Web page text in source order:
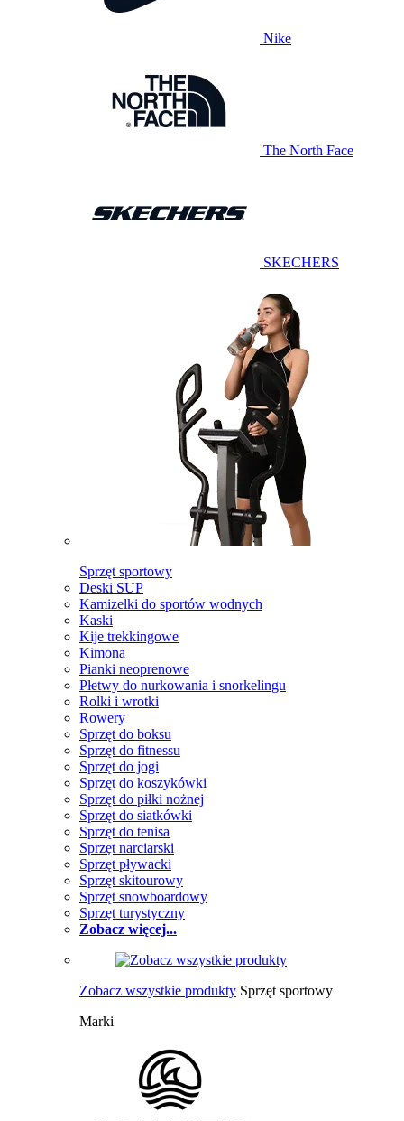
Nike
The North Face
SKECHERS
Sprzęt sportowy
Deski SUP
Kamizelki do sportów wodnych
Kaski
Kije trekkingowe
Kimona
Pianki neoprenowe
Płetwy do nurkowania i snorkelingu
Rolki i wrotki
Rowery
Sprzęt do boksu
Sprzęt do fitnessu
Sprzęt do jogi
Sprzęt do koszykówki
Sprzęt do piłki nożnej
Sprzęt do siatkówki
Sprzęt do tenisa
Sprzęt narciarski
Sprzęt pływacki
Sprzęt skitourowy
Sprzęt snowboardowy
Sprzęt turystyczny
Zobacz więcej...
Zobacz wszystkie produkty Sprzęt sportowy
Marki